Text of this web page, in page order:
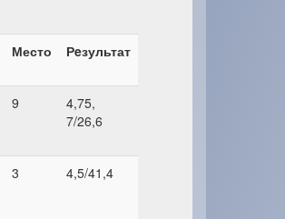
Место Рeзультат
9
4,75,
7/26,6
3 4,5/41,4